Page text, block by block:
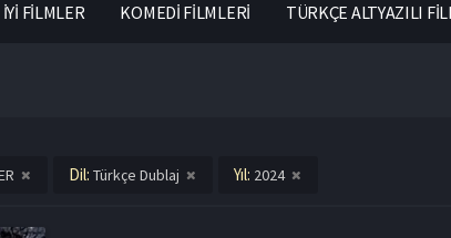
FİLMLER KOMEDİ FİLMLERİ TÜRKÇE ALTYAZILI
Dil: Türkçe Dublaj Yıl: 2024